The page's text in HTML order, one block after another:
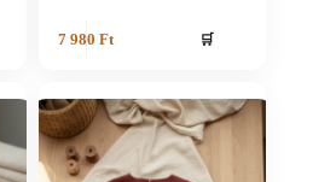
7 980Ft 🛒